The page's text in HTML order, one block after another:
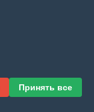
Принять все